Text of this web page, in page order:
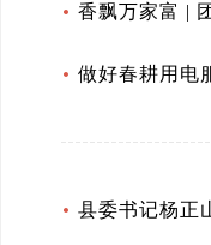
香飘万家富 |
做好春耕用电
县委书记杨正